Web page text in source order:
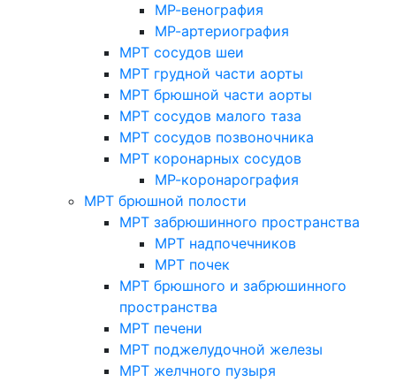
МР-венография
МР-артериография
МРТ сосудов шеи
МРТ грудной части аорты
МРТ брюшной части аорты
МРТ сосудов малого таза
МРТ сосудов позвоночника
МРТ коронарных сосудов
МР-коронарография
МРТ брюшной полости
МРТ забрюшинного пространства
МРТ надпочечников
МРТ почек
МРТ брюшного и забрюшинного
пространства
МРТ печени
МРТ поджелудочной железы
МРТ желчного пузыря